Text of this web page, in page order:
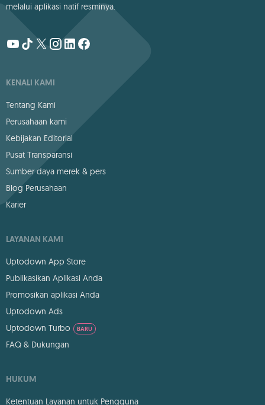
melalui aplikasi natif resminya.
KENALI KAMI
Tentang Kami
Perusahaan kami
Kebijakan Editorial
Pusat Transparansi
Sumber daya merek & pers
Blog Perusahaan
Karier
LAYANAN KAMI
Uptodown App Store
Publikasikan Aplikasi Anda
Promosikan aplikasi Anda
Uptodown Ads
Uptodown Turbo
BARU
FAQ & Dukungan
HUKUM
Ketentuan Layanan untuk Pengguna